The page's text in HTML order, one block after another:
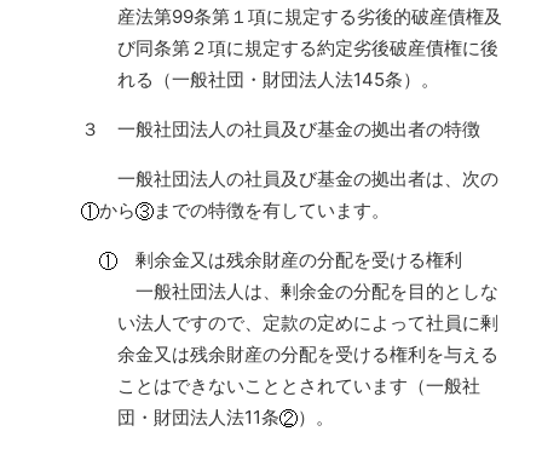
産法第99条第１項に規定する劣後的破産債権及
び同条第２項に規定する約定劣後破産債権に後
れる（一般社団・財団法人法145条）。
３ 一般社団法人の社員及び基金の拠出者の特徴
一般社団法人の社員及び基金の拠出者は、次の
から
までの特徴を有しています。
剰余金又は残余財産の分配を受ける権利
一般社団法人は、剰余金の分配を目的としな
い法人ですので、定款の定めによって社員に剰
余金又は残余財産の分配を受ける権利を与える
ことはできないこととされています（一般社
団・財団法人法11条
）。